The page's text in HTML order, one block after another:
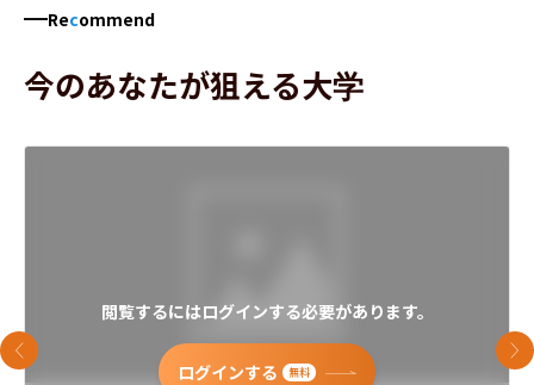
Recommend
今のあなたが狙える大学
閲覧するにはログインする必要があります。
ログインする 無料
前のスライド 次